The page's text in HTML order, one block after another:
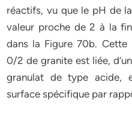
réactifs, vu que le pH de
valeur proche de 2 à la
dans la Figure 70b.
0/2 de granite est liée,
granulat de type acide,
surface spécifique par